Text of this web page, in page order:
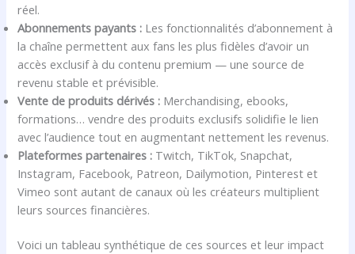
réel.
Abonnements payants : Les fonctionnalités d’abonnement à
la chaîne permettent aux fans les plus fidèles d’avoir un
accès exclusif à du contenu premium — une source de
revenu stable et prévisible.
Vente de produits dérivés : Merchandising, ebooks,
formations… vendre des produits exclusifs solidifie le lien
avec l’audience tout en augmentant nettement les revenus.
Plateformes partenaires : Twitch, TikTok, Snapchat,
Instagram, Facebook, Patreon, Dailymotion, Pinterest et
Vimeo sont autant de canaux où les créateurs multiplient
leurs sources financières.
Voici un tableau synthétique de ces sources et leur impact